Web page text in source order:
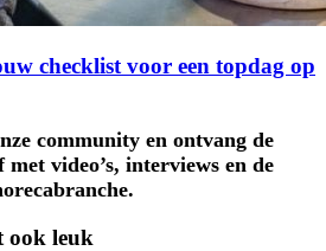
checklist voor een topdag op
community en ontvang de
video’s, interviews en de
ook leuk